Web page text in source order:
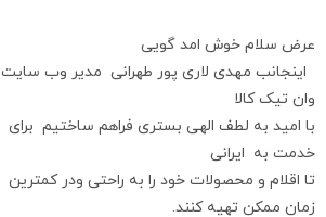
عرض سلام خوش امد گویی
اینجانب مهدی لاری پور طهرانی مدیر وب سایت
وان تیک کالا
با امید به لطف الهی بستری فراهم ساختیم برای
خدمت به ایرانی
تا اقلام و محصولات خود را به راحتی ودر کمترین
زمان ممکن تهیه کنند.